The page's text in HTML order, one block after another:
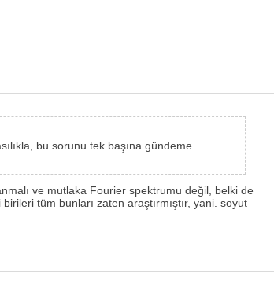
bu sorunu tek başına gündeme
ve mutlaka Fourier spektrumu değil, belki de
tüm bunları zaten araştırmıştır, yani. soyut